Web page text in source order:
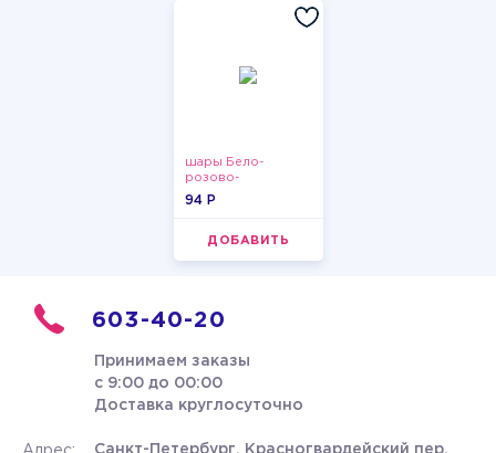
шары Бело-
розово-
фиолетово-
94 P
ДОБАВИТЬ
603-40-20
Принимаем заказы
с 9:00 до 00:00
Доставка круглосуточно
Санкт-Петербург, Красногвардейский пер.